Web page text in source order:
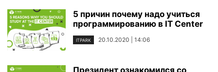
5 причин почему надо учиться
программированию в IT Center
ITPARK 20.10.2020 | 14:06
Президент ознакомился со